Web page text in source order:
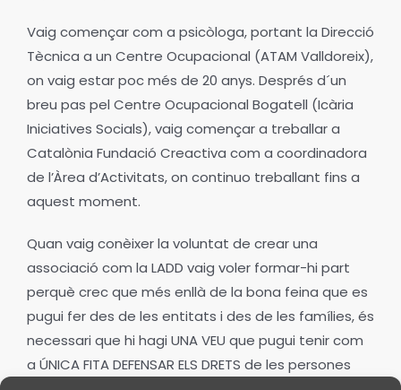
Vaig començar com a psicòloga, portant la Direcció
Tècnica a un Centre Ocupacional (ATAM Valldoreix),
on vaig estar poc més de 20 anys. Després d´un
breu pas pel Centre Ocupacional Bogatell (Icària
Iniciatives Socials), vaig començar a treballar a
Catalònia Fundació Creactiva com a coordinadora
de l’Àrea d’Activitats, on continuo treballant fins a
aquest moment.
Quan vaig conèixer la voluntat de crear una
associació com la LADD vaig voler formar-hi part
perquè crec que més enllà de la bona feina que es
pugui fer des de les entitats i des de les famílies, és
necessari que hi hagi UNA VEU que pugui tenir com
a ÚNICA FITA DEFENSAR ELS DRETS de les persones